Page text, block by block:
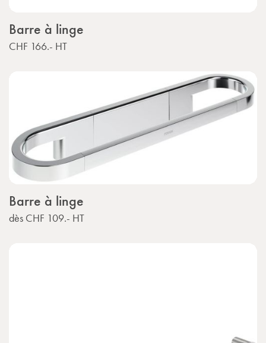
Barre à linge
CHF 166.- HT
Barre à linge
dès CHF 109.- HT